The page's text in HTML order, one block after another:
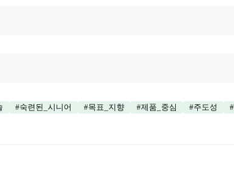
#숙련된_시니어 #목표_지향 #제품_중심 #주도성 #